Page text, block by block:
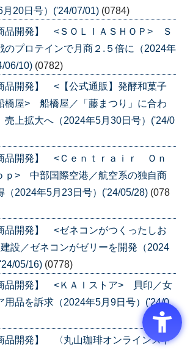
20日号）('24/07/01) (0784)
品開発】 <ＳＯＬＩＡＳＨＯＰ> Ｓ
のプロテインで月商２.５倍に（2024年
06/10) (0782)
品開発】 <【公式通販】発酵和菓子
橋屋> 船橋屋／「藤まつり」に合わ
売上拡大へ（2024年5月30日号）('24/0
品開発】 <Ｃｅｎｔｒａｉｒ Ｏｎ
ｐ> 中部国際空港／航空系の独自商
（2024年5月23日号）('24/05/28) (078
品開発】 <ゼネコンがつくったしお
設／ゼネコンがゼリーを開発（2024
05/16) (0778)
品開発】 <ＫＡＩストア> 貝印／女
用品を訴求（2024年5月9日号）('24/0
品開発】 〈丸山珈琲オンラインスト